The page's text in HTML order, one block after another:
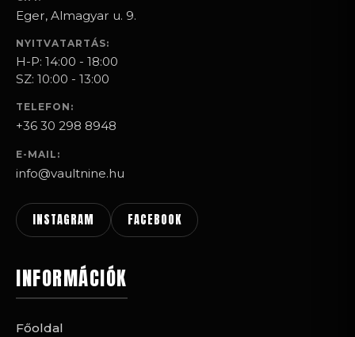
Eger, Almagyar u. 9.
NYITVATARTÁS:
H-P: 14:00 - 18:00
SZ: 10:00 - 13:00
TELEFON:
+36 30 298 8948
E-MAIL:
info@vaultnine.hu
INSTAGRAM FACEBOOK
INFORMÁCIÓK
Főoldal